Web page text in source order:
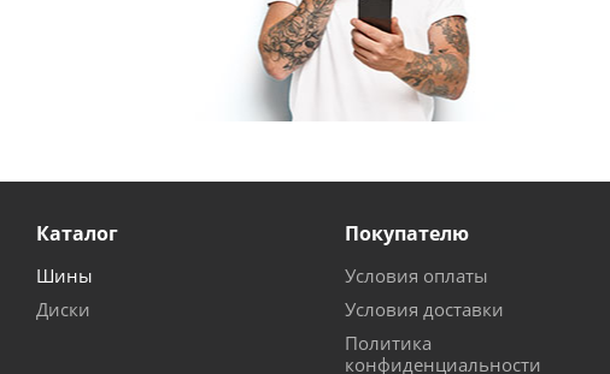
Каталог
Шины
Диски
Покупателю
Условия оплаты
Условия доставки
Политика
конфиденциальности